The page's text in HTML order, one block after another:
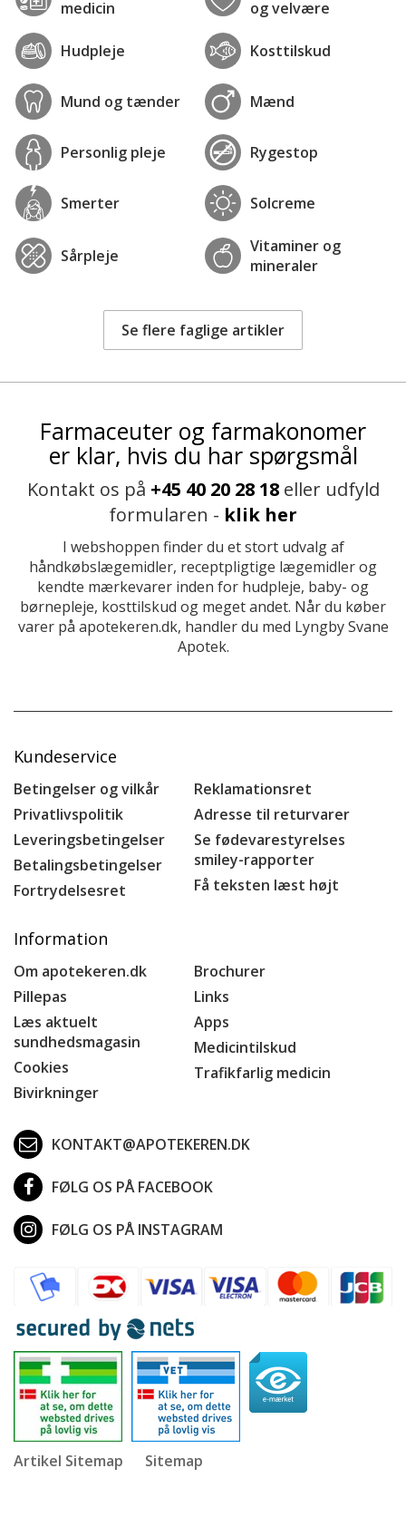
medicin
og velvære
Hudpleje Kosttilskud
Mund og tænder Mænd
Personlig pleje Rygestop
Smerter Solcreme
Sårpleje
Vitaminer og
mineraler
Se flere faglige artikler
Farmaceuter og farmakonomer
er klar, hvis du har spørgsmål
Kontakt os på +45 40 20 28 18eller udfyld
formularen - klik her
I webshoppen finder du et stort udvalg af
håndkøbslægemidler, receptpligtige lægemidler og
kendte mærkevarer inden for hudpleje, baby- og
børnepleje, kosttilskud og meget andet. Når du køber
varer på apotekeren.dk, handler du med Lyngby Svane
Apotek.
Kundeservice
Betingelser og vilkår
Privatlivspolitik
Leveringsbetingelser
Betalingsbetingelser
Fortrydelsesret
Reklamationsret
Adresse til returvarer
Se fødevarestyrelses
smiley-rapporter
Få teksten læst højt
Information
Om apotekeren.dk
Pillepas
Læs aktuelt
sundhedsmagasin
Cookies
Bivirkninger
Brochurer
Links
Apps
Medicintilskud
Trafikfarlig medicin
KONTAKT@APOTEKEREN.DK
FØLG OS PÅ FACEBOOK
FØLG OS PÅ INSTAGRAM
Artikel Sitemap Sitemap